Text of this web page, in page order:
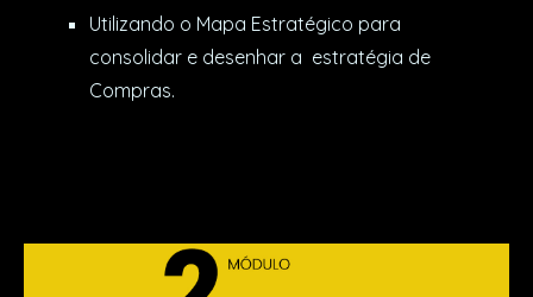
Utilizando o Mapa Estratégico para
consolidar e desenhar a estratégia de
Compras.